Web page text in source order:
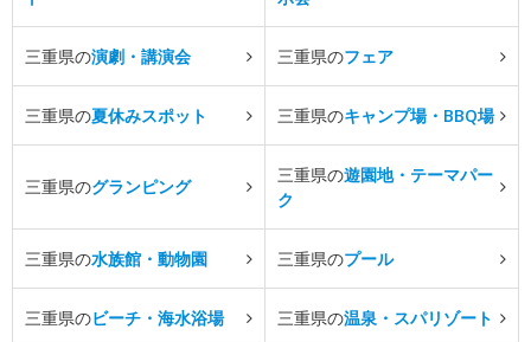
三重県の演劇・講演会 三重県のフェア
三重県の夏休みスポット 三重県のキャンプ場・BBQ場
三重県のグランピング
三重県の遊園地・テーマパー
ク
三重県の水族館・動物園 三重県のプール
三重県のビーチ・海水浴場 三重県の温泉・スパリゾート